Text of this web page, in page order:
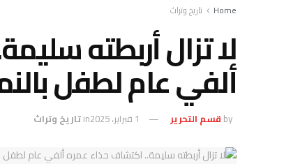
Home تاريخ وتراث
لا تزال أربطته
ألفي عام لطفل
by قسم التحرير 1 فبراير، 2025 inتاريخ وتراث